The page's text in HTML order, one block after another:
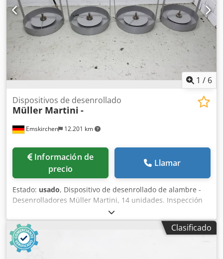
Axzljpja
1 / 6
Emskirchen 12.201 km
Dispositivos de desenrollado
Müller Martini -
Información de
precio
Llamar
Estado: usado, Dispositivo de desenrollado de alambre -
Desenrolladores Müller Martini, 14 unidades. Inspección
en línea mediante videoconferencia por Skype. Nos
complacería mucho recibir su visita; tenemos más
máquinas en stock. Disponibles de inmediato; se pueden
inspeccionar. En stock en Emskirchen/Núremberg; se
pueden probar. Djdpfx Ahoh Ax D Depjwa
Clasificado